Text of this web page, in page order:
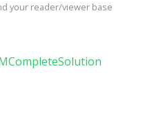
your reader/viewer base